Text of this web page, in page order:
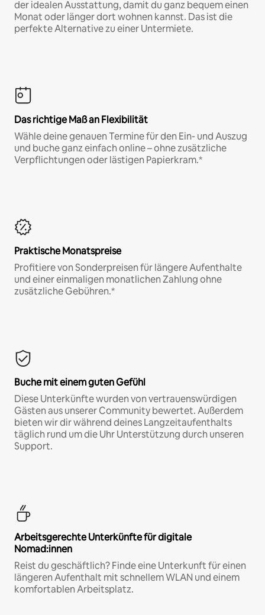
der idealen Ausstattung, damit du ganz bequem einen
Monat oder länger dort wohnen kannst. Das ist die
perfekte Alternative zu einer Untermiete.
Das richtige Maß an Flexibilität
Wähle deine genauen Termine für den Ein- und Auszug
und buche ganz einfach online – ohne zusätzliche
Verpflichtungen oder lästigen Papierkram.*
Praktische Monatspreise
Profitiere von Sonderpreisen für längere Aufenthalte
und einer einmaligen monatlichen Zahlung ohne
zusätzliche Gebühren.*
Buche mit einem guten Gefühl
Diese Unterkünfte wurden von vertrauenswürdigen
Gästen aus unserer Community bewertet. Außerdem
bieten wir dir während deines Langzeitaufenthalts
täglich rund um die Uhr Unterstützung durch unseren
Support.
Arbeitsgerechte Unterkünfte für digitale
Nomad:innen
Reist du geschäftlich? Finde eine Unterkunft für einen
längeren Aufenthalt mit schnellem WLAN und einem
komfortablen Arbeitsplatz.